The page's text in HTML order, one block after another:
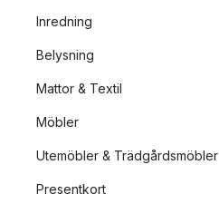
Inredning
Belysning
Mattor & Textil
Möbler
Utemöbler & Trädgårdsmöbler
Presentkort